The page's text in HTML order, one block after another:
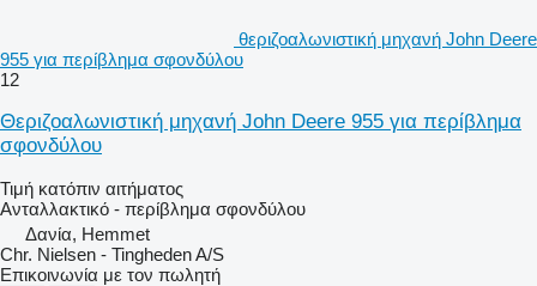
θεριζοαλωνιστική μηχανή John Deere
955 για περίβλημα σφονδύλου
12
Θεριζοαλωνιστική μηχανή John Deere 955 για περίβλημα
σφονδύλου
Τιμή κατόπιν αιτήματος
Ανταλλακτικό - περίβλημα σφονδύλου
Δανία, Hemmet
Chr. Nielsen - Tingheden A/S
Επικοινωνία με τον πωλητή